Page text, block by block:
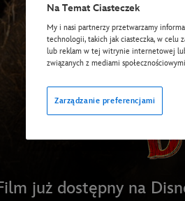
już dostępny na
Na Temat Ciasteczek
My i nasi partnerzy przetwarzamy
technologii, takich jak ciasteczka, w celu
lub reklam w tej witrynie internetowej
związanych z mediami
Zarządzanie preferencjami